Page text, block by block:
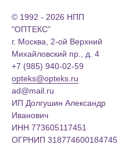
© 1992 - 2026 НПП
"ОПТЕКС"
г. Москва, 2-ой Верхний
Михайловский пр., д. 4
+7 (985) 940-02-59
opteks@opteks.ru
ad@mail.ru
ИП Долгушин Александр
Иванович
ИНН 773605117451
ОГРНИП 318774600184745